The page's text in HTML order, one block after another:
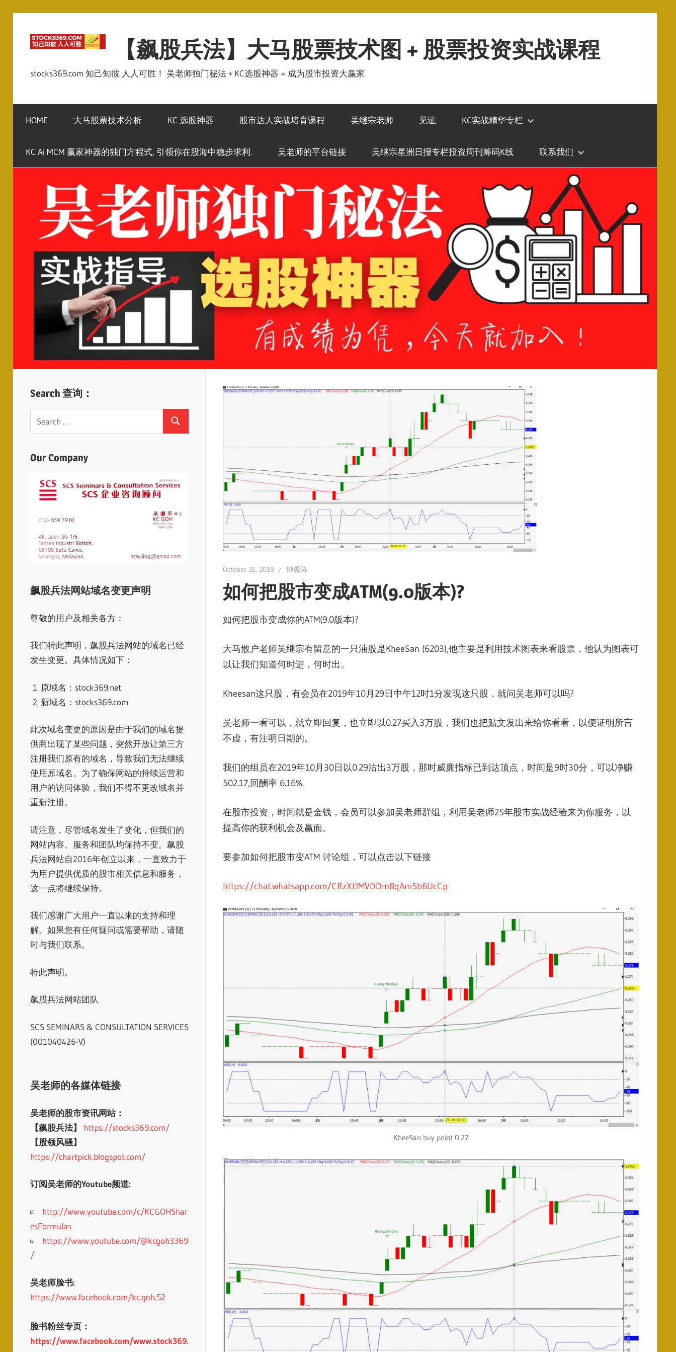
content
【飙股兵法】大马股票技术图 + 股票投资实战课程
stocks369.com 知己知彼 人人可胜！ 吴老师独门秘法 + KC选股神器 = 成为股市投资大赢家
HOME 大马股票技术分析 KC 选股神器 股市达人实战培育课程 吴继宗老师 见证 KC实战精华专栏
KC Ai MCM 赢家神器的独门方程式, 引领你在股海中稳步求利. 吴老师的平台链接 吴继宗星洲日报专栏投资周刊筹码K线 联系我们
October 31, 2019 钟观涛
如何把股市变成ATM(9.0版本)?
如何把股市变成你的ATM(9.0版本)?
大马散户老师吴继宗有留意的一只油股是KheeSan (6203),他主要是利用技术图表来看股票，他认为图表可
以让我们知道何时进，何时出。
Kheesan这只股，有会员在2019年10月29日中午12时1分发现这只股，就问吴老师可以吗?
吴老师一看可以，就立即回复，也立即以0.27买入3万股，我们也把贴文发出来给你看看，以便证明所言
不虚，有注明日期的。
我们的组员在2019年10月30日以0.29沽出3万股，那时威廉指标已到达顶点，时间是9时30分，可以净赚
502.17,回酬率 6.16%.
在股市投资，时间就是金钱，会员可以参加吴老师群组，利用吴老师25年股市实战经验来为你服务，以
提高你的获利机会及赢面。
要参加如何把股市变ATM 讨论组，可以点击以下链接
https://chat.whatsapp.com/CRzXtJMVDDm8gAm5b6UcCp
KheeSan buy point 0.27
Search 查询：
Search
Our Company
飙股兵法网站域名变更声明
尊敬的用户及相关各方：
我们特此声明，飙股兵法网站的域名已经
发生变更。具体情况如下：
原域名：stock369.net
新域名：stocks369.com
此次域名变更的原因是由于我们的域名提
供商出现了某些问题，突然开放让第三方
注册我们原有的域名，导致我们无法继续
使用原域名。为了确保网站的持续运营和
用户的访问体验，我们不得不更改域名并
重新注册。
请注意，尽管域名发生了变化，但我们的
网站内容、服务和团队均保持不变。飙股
兵法网站自2016年创立以来，一直致力于
为用户提供优质的股市相关信息和服务，
这一点将继续保持。
我们感谢广大用户一直以来的支持和理
解。如果您有任何疑问或需要帮助，请随
时与我们联系。
特此声明。
飙股兵法网站团队
SCS SEMINARS & CONSULTATION SERVICES
(001040426-V)
吴老师的各媒体链接
吴老师的股市资讯网站：
【飙股兵法】
https://stocks369.com/
【股领风骚】
https://chartpick.blogspot.com/
订阅吴老师的Youtube频道:
http://www.youtube.com/c/KCGOHShar
esFormulas
https://www.youtube.com/@kcgoh3369
/
吴老师脸书:
https://www.facebook.com/kc.goh.52
脸书粉丝专页：
https://www.facebook.com/www.stock369.